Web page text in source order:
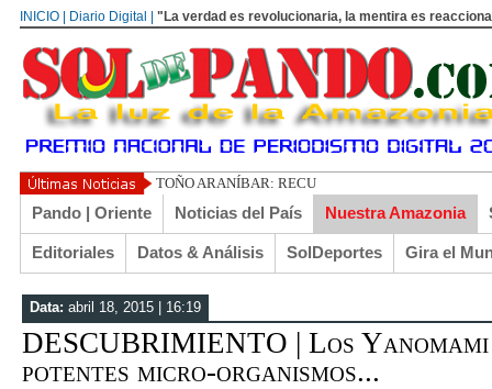
INICIO | Diario Digital | "La verdad es revolucionaria, la mentira es
TOÑO ARANÍBAR: RECUERDOS DE COCHABAMBA
Pando | Oriente Noticias del País Nuestra Amazonia
Editoriales Datos & Análisis SolDeportes Gira el
Data: abril 18, 2015 | 16:19
DESCUBRIMIENTO | Los
potentes micro-organismos...